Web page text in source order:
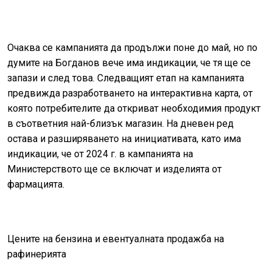
Очаква се кампанията да продължи поне до май, но по
думите на Богданов вече има индикации, че тя ще се
запази и след това. Следващият етап на кампанията
предвижда разработването на интерактивна карта, от
която потребителите да откриват необходимия продукт
в съответния най-близък магазин. На дневен ред
остава и разширяването на инициативата, като има
индикации, че от 2024 г. в кампанията на
Министерството ще се включат и изделията от
фармацията.
Цените на бензина и евентуалната продажба на
рафинерията